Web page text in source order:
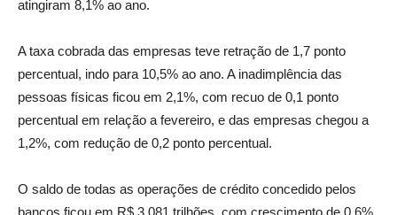
atingiram 8,1% ao ano.
A taxa cobrada das empresas teve retração de 1,7 ponto
percentual, indo para 10,5% ao ano. A inadimplência das
pessoas físicas ficou em 2,1%, com recuo de 0,1 ponto
percentual em relação a fevereiro, e das empresas chegou a
1,2%, com redução de 0,2 ponto percentual.
O saldo de todas as operações de crédito concedido pelos
bancos ficou em R$ 3,081 trilhões, com crescimento de 0,6%